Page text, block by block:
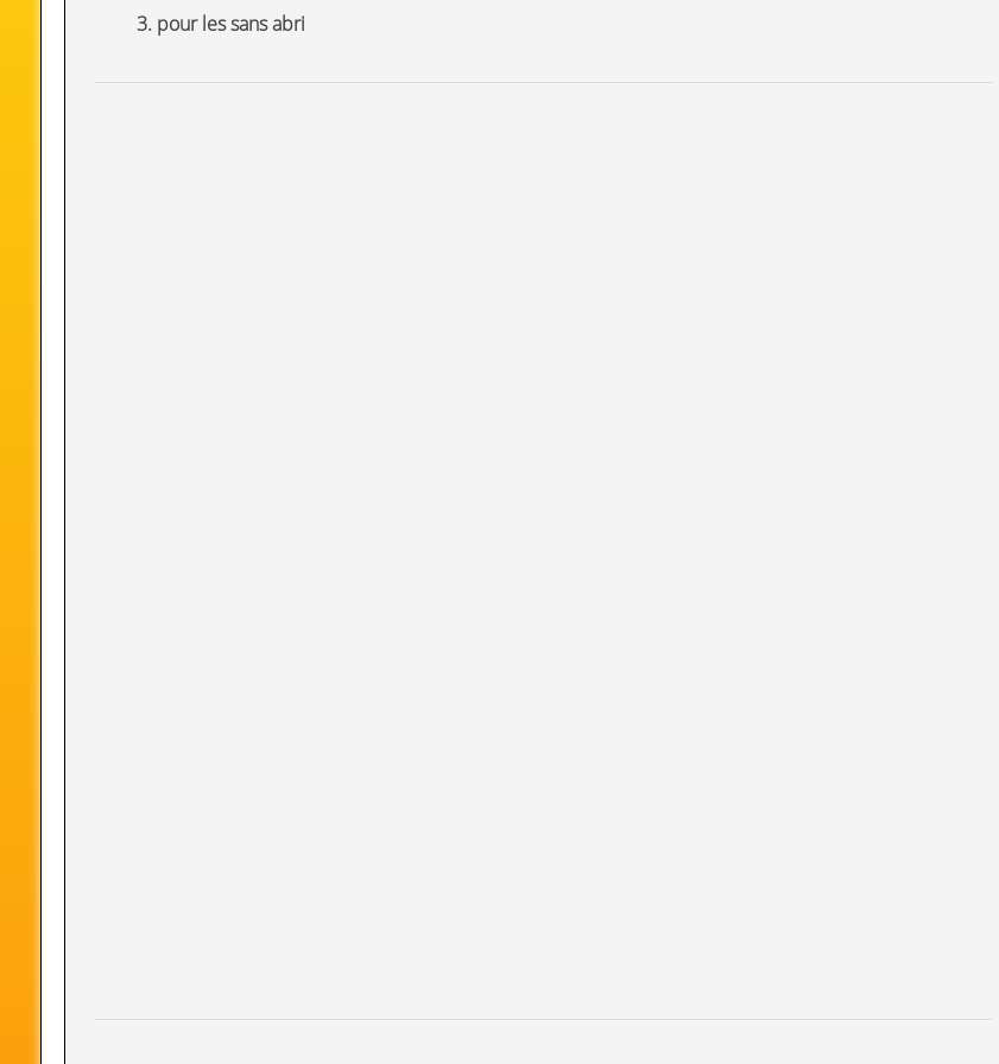
3. pour les sans abri